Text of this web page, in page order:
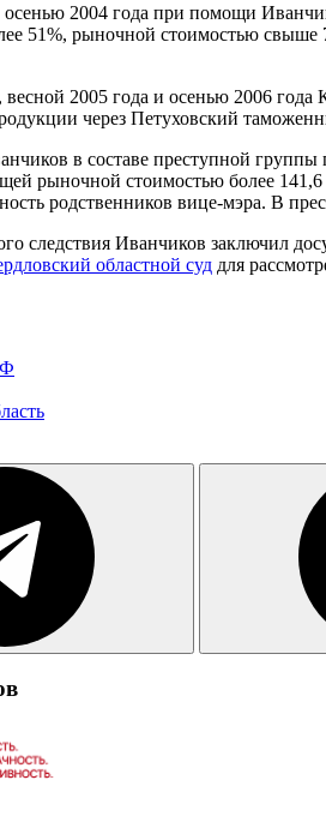
2004 года при помощи
51%, рыночной стоимостью
весной 2005 года и осенью 2006
через Петуховский
в составе преступной
рыночной стоимостью более
родственников вице-мэра. В
следствия Иванчиков заключил
областной суд для